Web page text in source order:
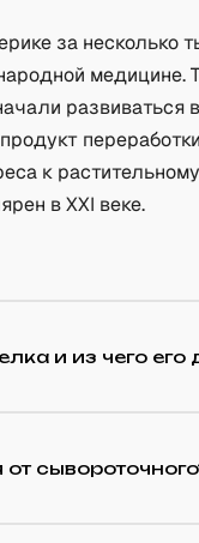
за несколько
медицине.
развиваться
к
в XXI веке.
и из чего его